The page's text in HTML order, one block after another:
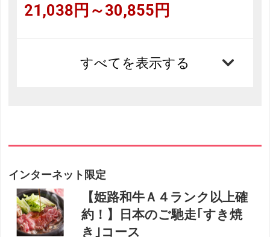
21,038円～30,855円
すべてを表示する
インターネット限定
【姫路和牛Ａ４ランク以上確
約！】日本のご馳走｢すき焼
き｣コース